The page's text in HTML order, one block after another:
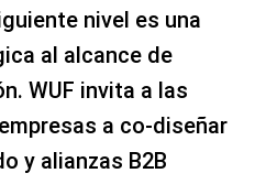
nivel es una
al alcance de
WUF invita a las
a co-diseñar
y alianzas B2B